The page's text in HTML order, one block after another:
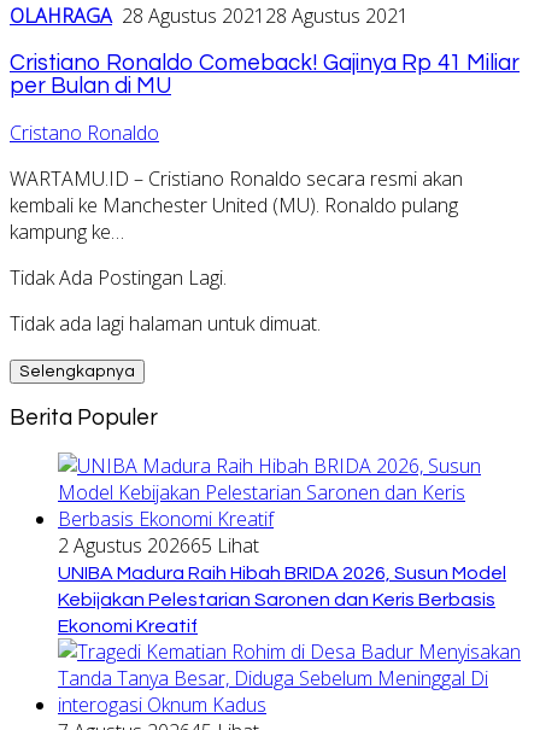
OLAHRAGA 28 Agustus 2021 28 Agustus 2021
Cristiano Ronaldo Comeback! Gajinya Rp 41 Miliar
per Bulan di MU
Cristano Ronaldo
WARTAMU.ID – Cristiano Ronaldo secara resmi akan
kembali ke Manchester United (MU). Ronaldo pulang
kampung ke…
Tidak Ada Postingan Lagi.
Tidak ada lagi halaman untuk dimuat.
Selengkapnya
Berita Populer
2 Agustus 202665 Lihat
UNIBA Madura Raih Hibah BRIDA 2026, Susun Model
Kebijakan Pelestarian Saronen dan Keris Berbasis
Ekonomi Kreatif